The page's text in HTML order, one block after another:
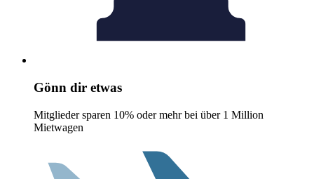
Gönn dir etwas
Mitglieder sparen 10% oder mehr bei über 1 Million
Mietwagen